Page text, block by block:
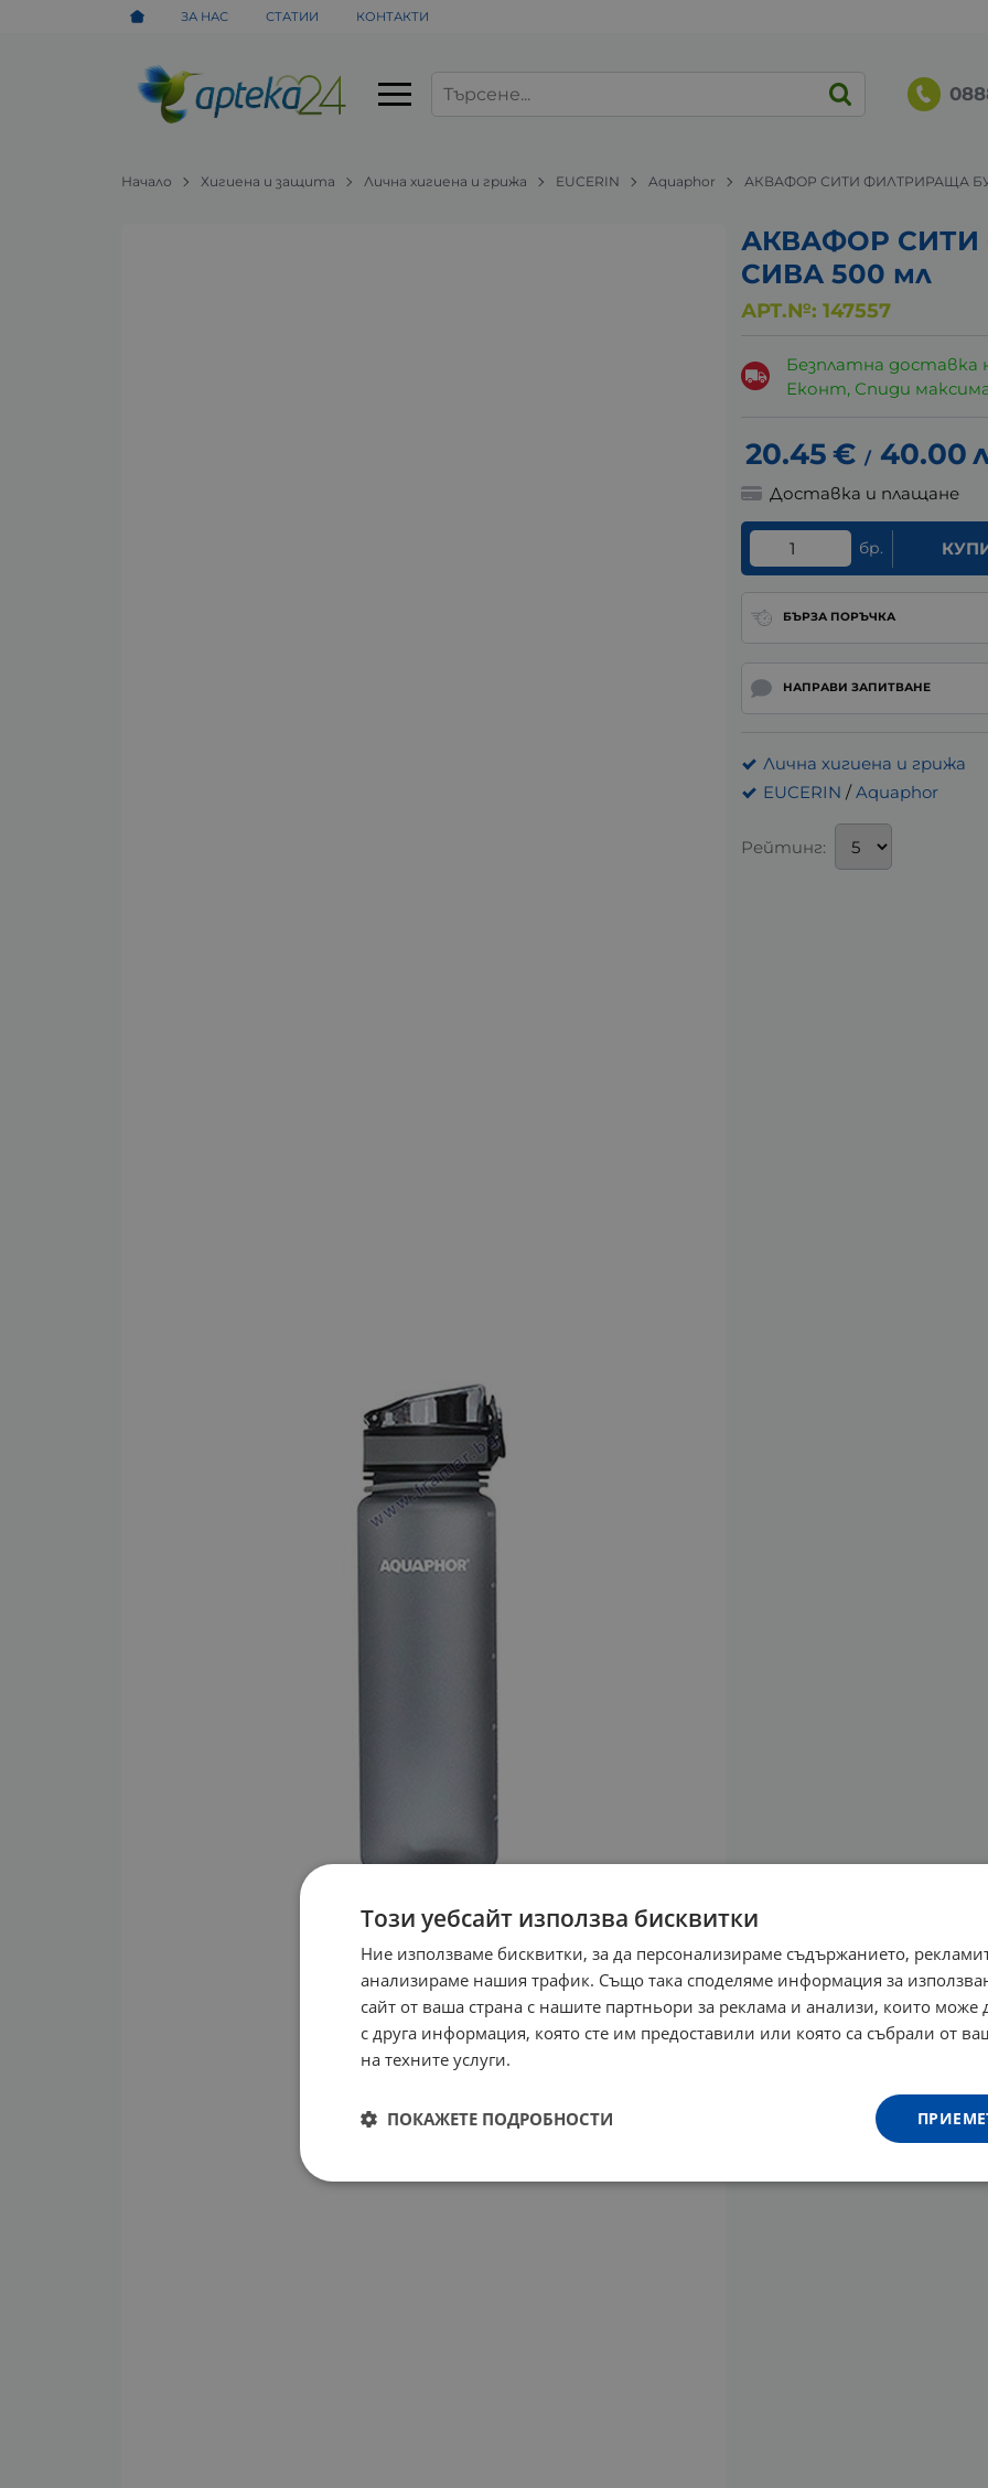
ЗА НАС СТАТИИ КОНТАКТИ
Начало Хигиена и защита Лична хигиена и грижа EUCERIN Aquaphor АКВАФОР СИТИ ФИЛТРИРАЩА
АКВАФОР
СИВА 500 мл
АРТ.№: 147557
Безплатна доставка
Еконт, Спиди
20.45€ / 40.00
Доставка и плащане
бр.
БЪРЗА ПОРЪЧКА
НАПРАВИ ЗАПИТВАНЕ
Лична хигиена и грижа
EUCERIN / Aquaphor
Рейтинг:
Този уебсайт използва бисквитки
Ние използваме бисквитки, за да персонализираме съдържанието,
анализираме нашия трафик. Също така споделяме информация за
сайт от ваша страна с нашите партньори за реклама и анализи, които може
с друга информация, която сте им предоставили или която са събрали от
на техните услуги.
ПОКАЖЕТЕ ПОДРОБНОСТИ